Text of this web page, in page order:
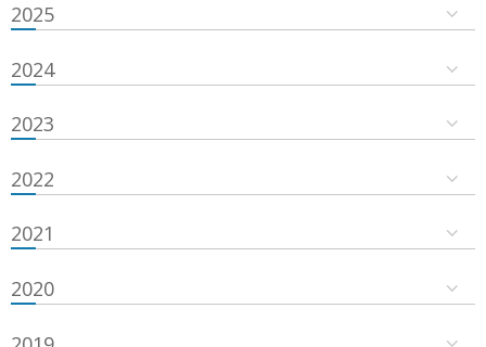
2025
2024
2023
2022
2021
2020